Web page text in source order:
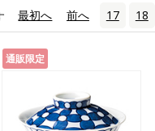
最初へ 前へ 17 18
通販限定